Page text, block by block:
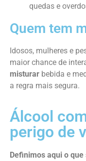
quedas e
Quem tem
Idosos, mulheres e
maior chance de
misturar bebida e
a regra mais segura.
Álcool
perigo de
Definimos aqui o